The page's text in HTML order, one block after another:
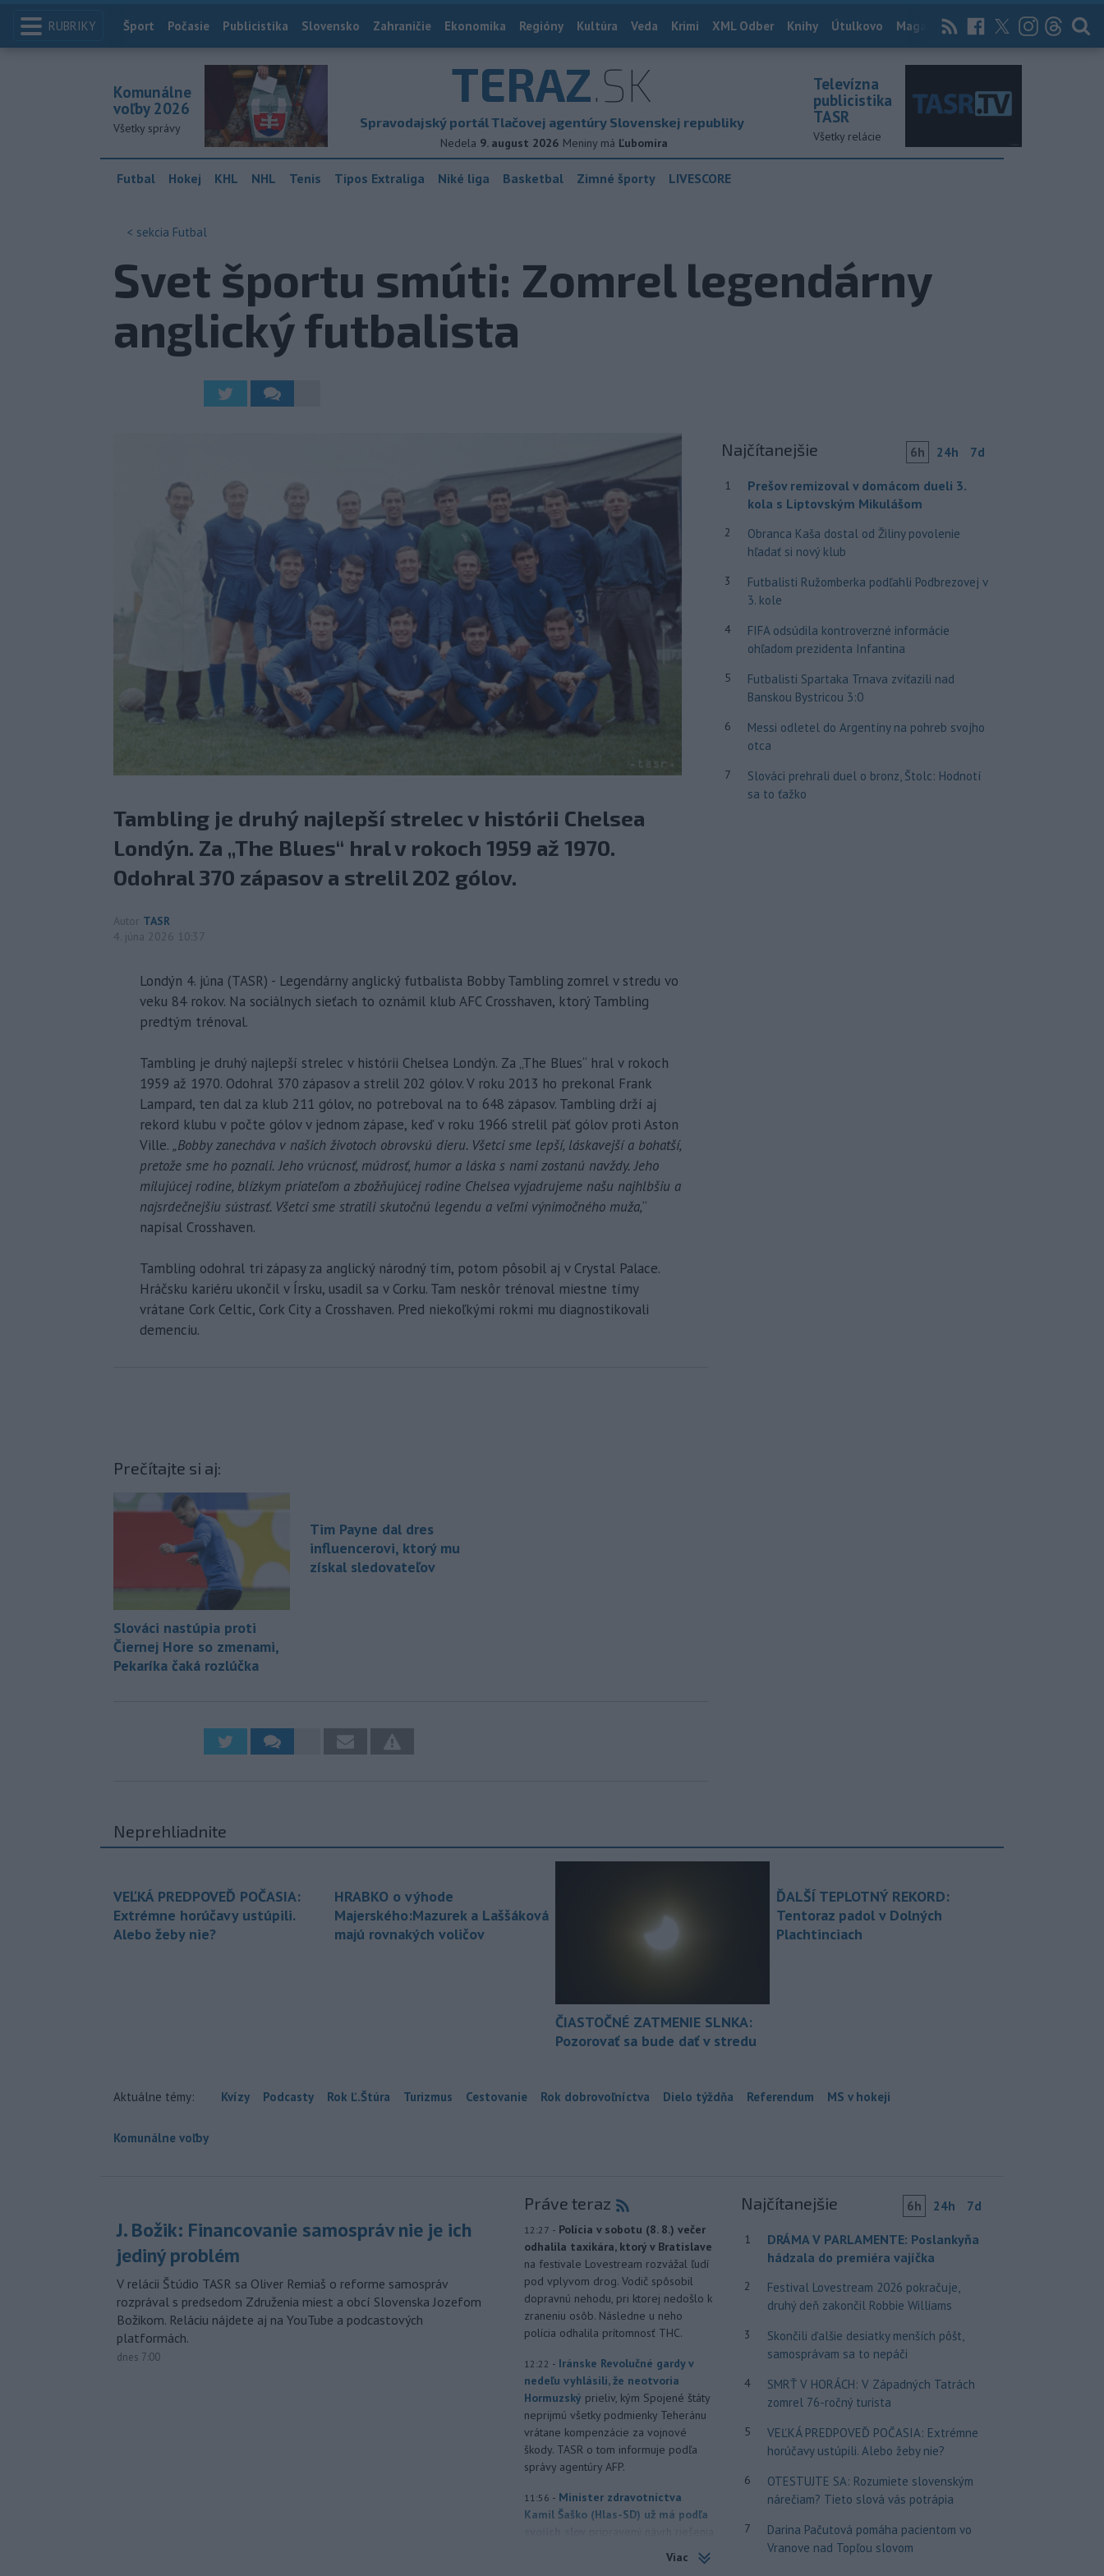
RUBRIKY Index
Šport Počasie Publicistika Slovensko Zahraničie Ekonomika Regióny Kultúra Veda Krimi XML Odber Knihy Útulkovo Magazín News Now Archív
TERAZ.SK
Spravodajský portál Tlačovej agentúry Slovenskej republiky
Nedela 9. august 2026 Meniny má Ľubomíra
Komunálne
voľby 2026
Všetky správy
Televízna
publicistika
TASR
Všetky relácie
Futbal Hokej KHL NHL Tenis Tipos Extraliga Niké liga Basketbal Zimné športy LIVESCORE
< sekcia Futbal
Svet športu smúti: Zomrel legendárny
anglický futbalista
Tambling je druhý najlepší strelec v histórii Chelsea
Londýn. Za „The Blues“ hral v rokoch 1959 až 1970.
Odohral 370 zápasov a strelil 202 gólov.
Autor TASR
4. júna 2026 10:37
Londýn 4. júna (TASR) - Legendárny anglický futbalista Bobby Tambling zomrel v stredu vo
veku 84 rokov. Na sociálnych sieťach to oznámil klub AFC Crosshaven, ktorý Tambling
predtým trénoval.
Tambling je druhý najlepší strelec v histórii Chelsea Londýn. Za „The Blues“ hral v rokoch
1959 až 1970. Odohral 370 zápasov a strelil 202 gólov. V roku 2013 ho prekonal Frank
Lampard, ten dal za klub 211 gólov, no potreboval na to 648 zápasov. Tambling drží aj
rekord klubu v počte gólov v jednom zápase, keď v roku 1966 strelil päť gólov proti Aston
Ville. „Bobby zanecháva v našich životoch obrovskú dieru. Všetci sme lepší, láskavejší a bohatší,
pretože sme ho poznali. Jeho vrúcnosť, múdrosť, humor a láska s nami zostanú navždy. Jeho
milujúcej rodine, blízkym priateľom a zbožňujúcej rodine Chelsea vyjadrujeme našu najhlbšiu a
najsrdečnejšiu sústrasť. Všetci sme stratili skutočnú legendu a veľmi výnimočného muža,“
napísal Crosshaven.
Tambling odohral tri zápasy za anglický národný tím, potom pôsobil aj v Crystal Palace.
Hráčsku kariéru ukončil v Írsku, usadil sa v Corku. Tam neskôr trénoval miestne tímy
vrátane Cork Celtic, Cork City a Crosshaven. Pred niekoľkými rokmi mu diagnostikovali
demenciu.
Prečítajte si aj:
Slováci nastúpia proti
Čiernej Hore so zmenami,
Pekaríka čaká rozlúčka
Tim Payne dal dres
influencerovi, ktorý mu
získal sledovateľov
Najčítanejšie 6h 24h 7d
1
Prešov remizoval v domácom dueli 3.
kola s Liptovským Mikulášom
2
Obranca Kaša dostal od Žiliny povolenie
hľadať si nový klub
3
Futbalisti Ružomberka podľahli Podbrezovej v
3. kole
4
FIFA odsúdila kontroverzné informácie
ohľadom prezidenta Infantina
5
Futbalisti Spartaka Trnava zvíťazili nad
Banskou Bystricou 3:0
6
Messi odletel do Argentíny na pohreb svojho
otca
7
Slováci prehrali duel o bronz, Štolc: Hodnotí
sa to ťažko
Neprehliadnite
VEĽKÁ PREDPOVEĎ POČASIA:
Extrémne horúčavy ustúpili.
Alebo žeby nie?
HRABKO o výhode
Majerského:Mazurek a Laššáková
majú rovnakých voličov
ČIASTOČNÉ ZATMENIE SLNKA:
Pozorovať sa bude dať v stredu
ĎALŠÍ TEPLOTNÝ REKORD:
Tentoraz padol v Dolných
Plachtinciach
Aktuálne témy: Kvízy Podcasty Rok Ľ.Štúra Turizmus Cestovanie Rok dobrovoľníctva Dielo týždňa Referendum MS v hokeji
Komunálne voľby
J. Božik: Financovanie samospráv nie je ich
jediný problém
V relácii Štúdio TASR sa Oliver Remiaš o reforme samospráv
rozprával s predsedom Združenia miest a obcí Slovenska Jozefom
Božikom. Reláciu nájdete aj na YouTube a podcastových
platformách.
dnes 7:00
Práve teraz
12:27 - Polícia v sobotu (8. 8.) večer
odhalila taxikára, ktorý v Bratislave
na festivale Lovestream rozvážal ľudí
pod vplyvom drog. Vodič spôsobil
dopravnú nehodu, pri ktorej nedošlo k
zraneniu osôb. Následne u neho
polícia odhalila prítomnosť THC.
12:22 - Iránske Revolučné gardy v
nedeľu vyhlásili, že neotvoria
Hormuzský prieliv, kým Spojené štáty
neprijmú všetky podmienky Teheránu
vrátane kompenzácie za vojnové
škody. TASR o tom informuje podľa
správy agentúry AFP.
11:56 - Minister zdravotníctva
Kamil Šaško (Hlas-SD) už má podľa
ambulancií záchrannej zdravotnej
Viac
Najčítanejšie 6h 24h 7d
1
DRÁMA V PARLAMENTE: Poslankyňa
hádzala do premiéra vajíčka
2
Festival Lovestream 2026 pokračuje,
druhý deň zakončil Robbie Williams
3
Skončili ďalšie desiatky menších pôšt,
samosprávam sa to nepáči
4
SMRŤ V HORÁCH: V Západných Tatrách
zomrel 76-ročný turista
5
VEĽKÁ PREDPOVEĎ POČASIA: Extrémne
horúčavy ustúpili. Alebo žeby nie?
6
OTESTUJTE SA: Rozumiete slovenským
nárečiam? Tieto slová vás potrápia
7
Darina Pačutová pomáha pacientom vo
Vranove nad Topľou slovom